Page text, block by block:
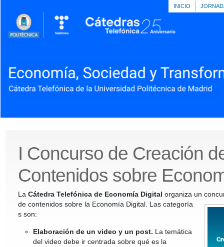
INICIO
I Concurso de Creación
Contenidos sobre
La Cátedra Telefónica de Economía Digital organiza un
de contenidos sobre la Economía Digital. Las categoría
s son:
Elaboración de un video y un post. La temática
del video debe ir centrada sobre qué es la